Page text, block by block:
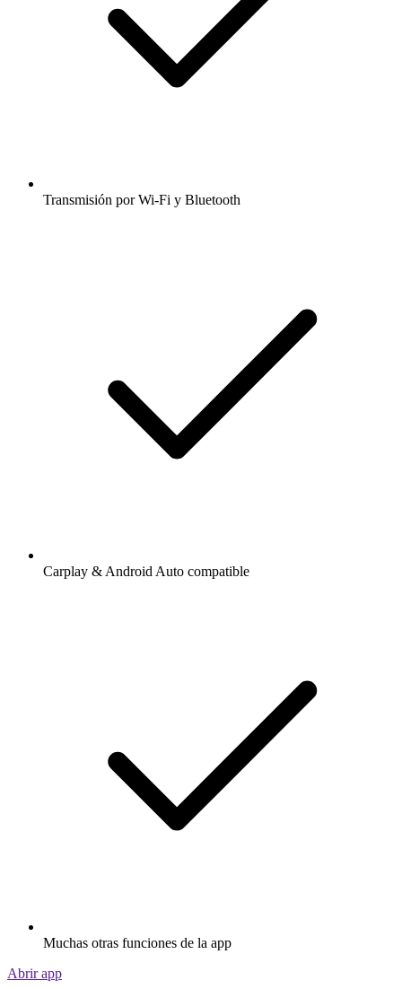
Transmisión por Wi-Fi y Bluetooth
Carplay & Android Auto compatible
Muchas otras funciones de la app
Abrir app